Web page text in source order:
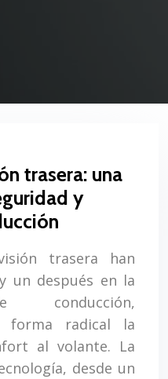
trasera: una
y
trasera han
un después en la
conducción,
forma radical la
al volante. La
desde un